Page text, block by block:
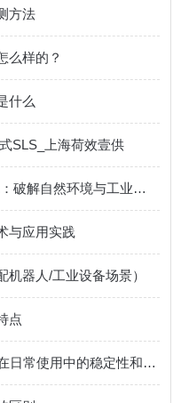
方法
么样的？
什么
SLS_上海荷效壹供
风蚀-光老化耦合加速测试系统：破解自然环境与工业寿命的量子纠缠
与应用实践
器人/工业设备场景）
点
用9k淋雨试验箱测试确保产品在日常使用中的稳定性和可靠性